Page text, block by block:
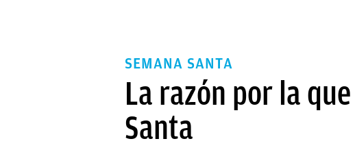
SEMANA SANTA
La razón por la
Santa